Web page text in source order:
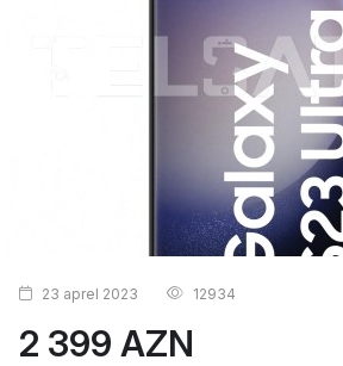
2 399 AZN
23 aprel 2023 12934